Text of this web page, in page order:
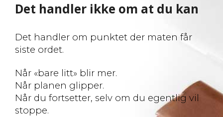
Det handler ikke om at du kan
Det handler om punktet der maten får
siste ordet.
Når «bare litt» blir mer.
Når planen glipper.
Når du fortsetter, selv om du egentlig vil
stoppe.